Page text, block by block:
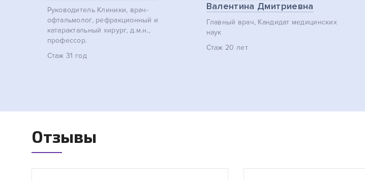
Руководитель Клиники, врач-
офтальмолог, pефракционный и
катарактальный хирург, д.м.н.,
профессор.
Стаж 31 год
Валентина Дмитриевна
Главный врач, Кандидат медицинских
наук
Стаж 20 лет
Отзывы